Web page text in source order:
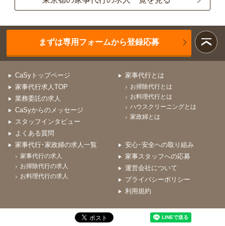
まずは専用フォームから登録応募
CaSyトップページ
家事代行求人TOP
業務委託の求人
CaSyからのメッセージ
スタッフインタビュー
よくある質問
家事代行とは
お掃除代行とは
お料理代行とは
ハウスクリーニングとは
家政婦とは
家事代行･家政婦の求人一覧
家事代行の求人
お掃除代行の求人
お料理代行の求人
安心･安全への取り組み
家事スタッフへの応募
運営会社について
プライバシーポリシー
利用規約